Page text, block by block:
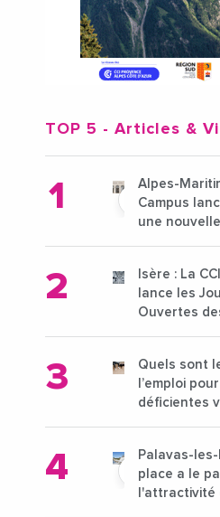
TOP 5 - Articles &
Alpes-
Campus
une
Isère : La
lance les
Ouvertes
Quels sont
l’emploi
déficientes
Palavas-
place a le
l'attractivité